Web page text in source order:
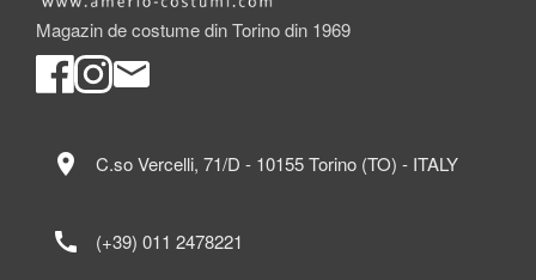
Magazin de costume din Torino din 1969
location_on C.so Vercelli, 71/D - 10155 Torino (TO) - ITALY
call (+39) 011 2478221